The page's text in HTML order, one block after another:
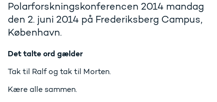
Polarforskningskonferencen 2014 mandag
den 2. juni 2014 på Frederiksberg Campus,
København.
Det talte ord gælder
Tak til Ralf og tak til Morten.
Kære alle sammen.